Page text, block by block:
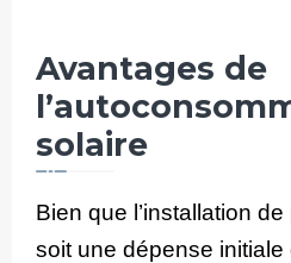
Avantages de
solaire
Bien que l’installation
soit une dépense initiale